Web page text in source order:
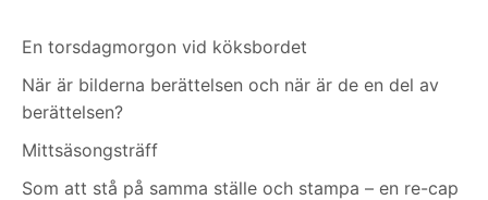
En torsdagmorgon vid köksbordet
När är bilderna berättelsen och när är de en del av
berättelsen?
Mittsäsongsträff
Som att stå på samma ställe och stampa – en re-cap